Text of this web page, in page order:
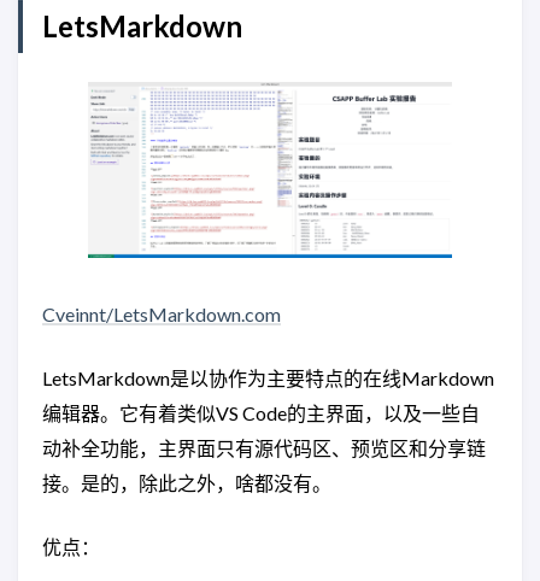
LetsMarkdown
Cveinnt/LetsMarkdown.com
LetsMarkdown是以协作为主要特点的在线Markdown
编辑器。它有着类似VS Code的主界面，以及一些自
动补全功能，主界面只有源代码区、预览区和分享链
接。是的，除此之外，啥都没有。
优点：